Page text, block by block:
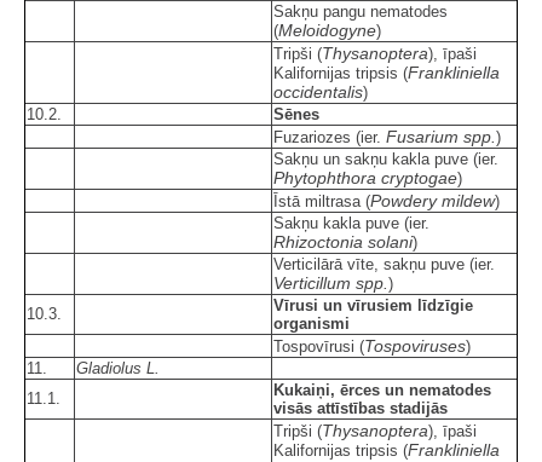
Sakņu pangu nematodes
(Meloidogyne)
Tripši (Thysanoptera), īpaši
Kalifornijas tripsis (Frankliniella
occidentalis)
10.2.
Sēnes
Fuzariozes (ier. Fusarium spp. )
Sakņu un sakņu kakla puve (ier.
Phytophthora cryptogae)
Īstā miltrasa (Powdery mildew)
Sakņu kakla puve (ier.
Rhizoctonia solani)
Verticilārā vīte, sakņu puve (ier.
Verticillum spp. )
10.3.
Vīrusi un vīrusiem līdzīgie
organismi
Tospovīrusi (Tospoviruses)
11.
Gladiolus L.
11.1.
Kukaiņi, ērces un nematodes
visās attīstības stadijās
Tripši (Thysanoptera), īpaši
Kalifornijas tripsis (Frankliniella